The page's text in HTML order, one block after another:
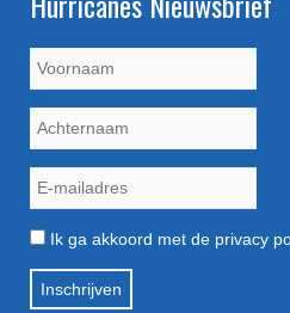
Ik ga akkoord met de privacy